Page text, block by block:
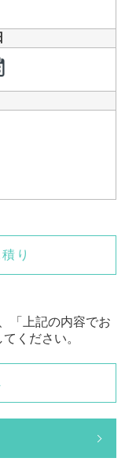
り
「上記の内容でお
ください。